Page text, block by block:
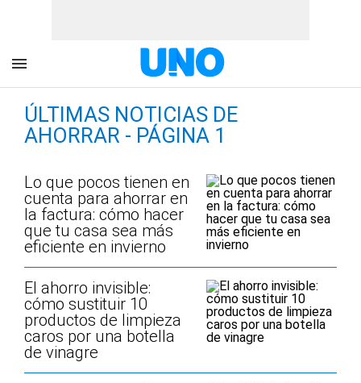
ÚLTIMAS NOTICIAS DE
AHORRAR - PÁGINA 1
Lo que pocos tienen en
cuenta para ahorrar en
la factura: cómo hacer
que tu casa sea más
eficiente en invierno
El ahorro invisible:
cómo sustituir 10
productos de limpieza
caros por una botella
de vinagre